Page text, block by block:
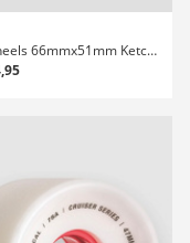
Ura Wheels 66mmx51mm Ketchup Shr 82A Wheels